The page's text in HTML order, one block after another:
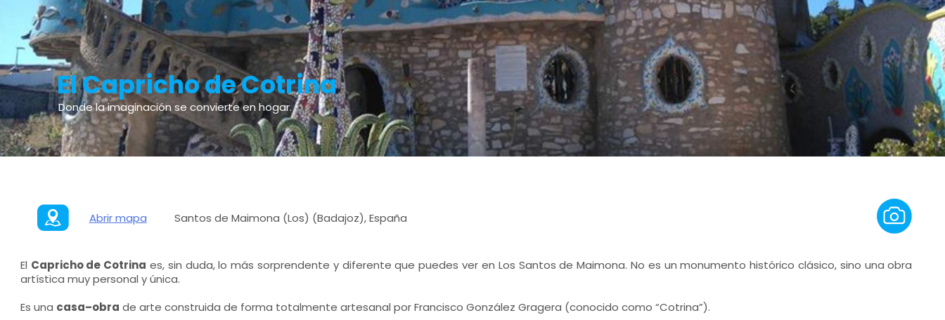
El Capricho de Cotrina
Donde la imaginación se convierte en hogar.
Abrir mapa Santos de Maimona (Los) (Badajoz), España
El Capricho de Cotrina es, sin duda, lo más sorprendente y diferente que puedes ver en Los Santos de Maimona. No es un monumento histórico clásico, sino una obra
artística muy personal y única.
Es una casa–obra de arte construida de forma totalmente artesanal por Francisco González Gragera (conocido como “Cotrina”).